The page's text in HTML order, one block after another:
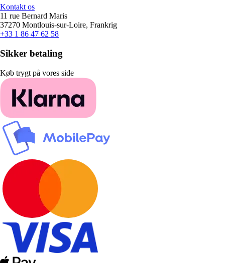
Kontakt os
11 rue Bernard Maris
37270 Montlouis-sur-Loire, Frankrig
+33 1 86 47 62 58
Sikker betaling
Køb trygt på vores side